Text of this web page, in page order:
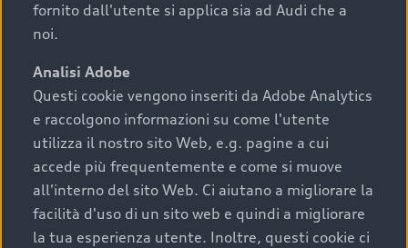
I requisiti fondamentali da considerare prima di
acquistare un’auto usata, oltre al prezzo e all'aspetto,
chilometraggio: un valore contenuto corrisponde a
uno stato migliore del veicolo e a una maggiore
durata nel tempo;
cronologia dei tagliandi: una documentazione
completa della vettura certifica una manutenzione
costante e accurata;
fornito dall'utente si applica sia ad Audi che a
noi.
Analisi Adobe
Questi cookie vengono inseriti da Adobe Analytics
e raccolgono informazioni su come l'utente
utilizza il nostro sito Web, e.g. pagine a cui
accede più frequentemente e come si muove
all'interno del sito Web. Ci aiutano a migliorare la
facilità d'uso di un sito web e quindi a migliorare
la tua esperienza utente. Inoltre, questi cookie ci